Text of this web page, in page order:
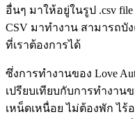
อื่นๆ มาให้อยู่ในรูป .csv
CSV มาทำงาน สามารถบั
ที่เราต้องการได้
ซึ่งการทำงานของ Love
เปรียบเทียบกับการทำงาน
เหน็ดเหนื่อย ไม่ต้องพัก ไ